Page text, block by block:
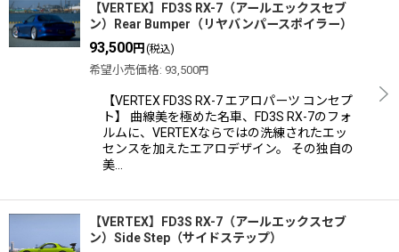
【VERTEX】FD3S RX-7（アールエックスセブ
ン）Rear Bumper（リヤバンパースポイラー）
93,500円 (税込)
希望小売価格: 93,500円
【VERTEX FD3S RX-7 エアロパーツ コンセプ
ト】 曲線美を極めた名車、FD3S RX-7のフォ
ルムに、VERTEXならではの洗練されたエッ
センスを加えたエアロデザイン。 その独自の
美…
【VERTEX】FD3S RX-7（アールエックスセブ
ン）Side Step（サイドステップ）